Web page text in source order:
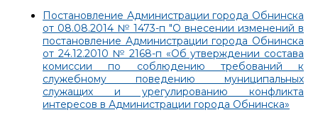
Постановление Администрации города Обнинска
от 08.08.2014 № 1473-п "О внесении изменений в
постановление Администрации города Обнинска
от 24.12.2010 № 2168-п «Об утверждении состава
комиссии по соблюдению требований к
служебному поведению муниципальных
служащих и урегулированию конфликта
интересов в Администрации города Обнинска»